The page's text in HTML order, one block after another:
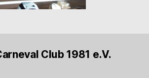
Club 1981 e.V.